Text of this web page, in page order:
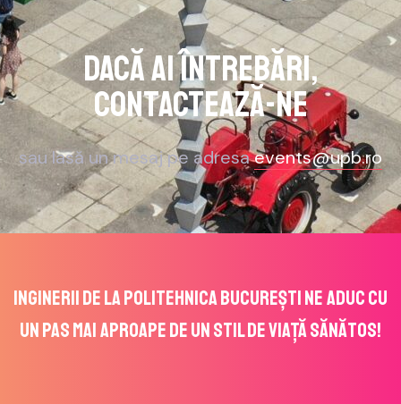
Dacă ai întrebări,
contactează-ne
sau lasă un mesaj pe adresaevents@upb.ro
Inginerii de la POLITEHNICA București ne aduc cu
un pas mai aproape de un stil de viață sănătos!